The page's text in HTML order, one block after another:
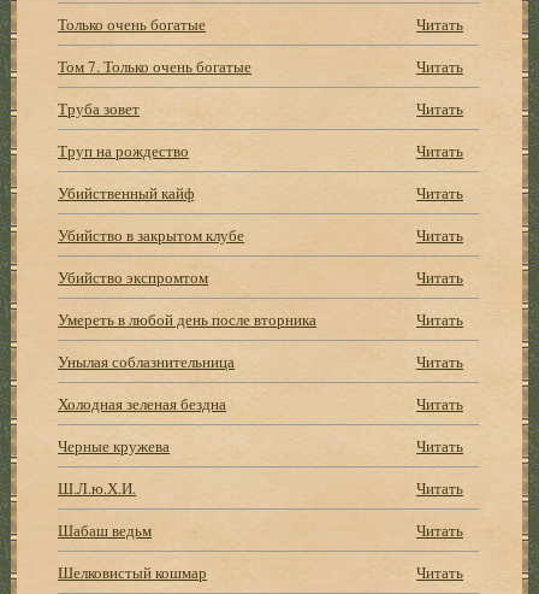
Только очень богатые
Читать
Том 7. Только очень богатые
Читать
Труба зовет
Читать
Труп на рождество
Читать
Убийственный кайф
Читать
Убийство в закрытом клубе
Читать
Убийство экспромтом
Читать
Умереть в любой день после вторника
Читать
Унылая соблазнительница
Читать
Холодная зеленая бездна
Читать
Черные кружева
Читать
Ш.Л.ю.Х.И.
Читать
Шабаш ведьм
Читать
Шелковистый кошмар
Читать